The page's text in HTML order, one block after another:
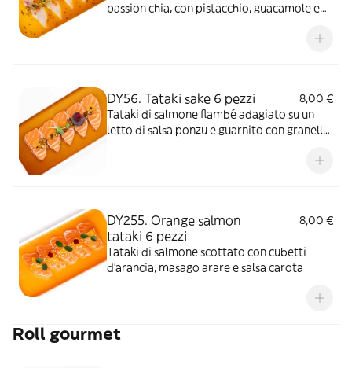
passion chia, con pistacchio, guacamole e
DY56. Tataki sake 6 pezzi
8,00 €
Tataki di salmone flambé adagiato su un
letto di salsa ponzu e guarnito con granella
DY255. Orange salmon
tataki 6 pezzi
8,00 €
Tataki di salmone scottato con cubetti
d'arancia, masago arare e salsa carota
Roll gourmet